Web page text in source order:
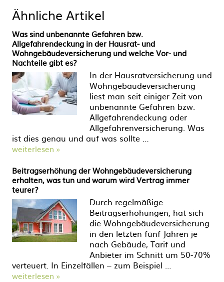
Ähnliche Artikel
Was sind unbenannte Gefahren bzw.
Allgefahrendeckung in der Hausrat- und
Wohngebäudeversicherung und welche Vor- und
Nachteile gibt es?
In der Hausratversicherung und
Wohngebäudeversicherung
liest man seit einiger Zeit von
unbenannte Gefahren bzw.
Allgefahrendeckung oder
Allgefahrenversicherung. Was
ist dies genau und auf was sollte …
weiterlesen »
Beitragserhöhung der Wohngebäudeversicherung
erhalten, was tun und warum wird Vertrag immer
teurer?
Durch regelmäßige
Beitragserhöhungen, hat sich
die Wohngebäudeversicherung
in den letzten fünf Jahren je
nach Gebäude, Tarif und
Anbieter im Schnitt um 50-70%
verteuert. In Einzelfällen – zum Beispiel …
weiterlesen »